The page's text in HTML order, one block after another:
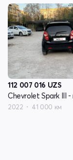
112 007 016 UZS
2022 41 000 км